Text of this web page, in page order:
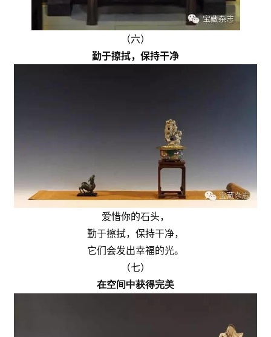
（六）
勤于擦拭，保持干净
爱惜你的石头，
勤于擦拭，保持干净，
它们会发出幸福的光。
（七）
在空间中获得完美